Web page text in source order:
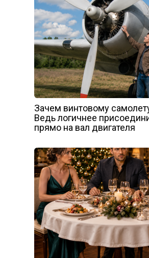
Зачем винтовому
Ведь логичнее
прямо на вал двигателя